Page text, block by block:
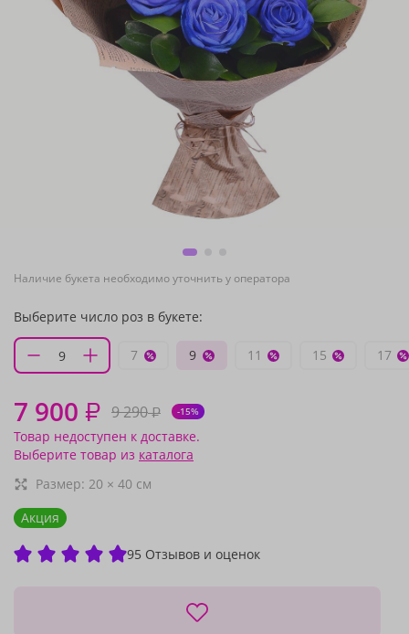
Наличие букета необходимо уточнить у оператора
Выберите число роз в букете:
7 9 11 15 17
7 900 ₽ 9 290₽ -15%
Товар недоступен к доставке.
Выберите товар из каталога
Размер: 20 × 40 см
Акция
95 Отзывов и оценок